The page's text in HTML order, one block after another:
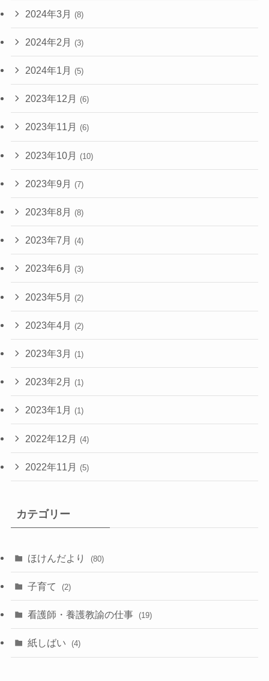
2024年3月 (8)
2024年2月 (3)
2024年1月 (5)
2023年12月 (6)
2023年11月 (6)
2023年10月 (10)
2023年9月 (7)
2023年8月 (8)
2023年7月 (4)
2023年6月 (3)
2023年5月 (2)
2023年4月 (2)
2023年3月 (1)
2023年2月 (1)
2023年1月 (1)
2022年12月 (4)
2022年11月 (5)
カテゴリー
ほけんだより (80)
子育て (2)
看護師・養護教諭の仕事 (19)
紙しばい (4)